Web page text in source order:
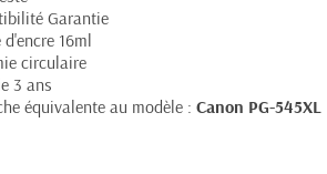
Garantie
16ml
circulaire
3 ans
équivalente au modèle : Canon PG-545XL